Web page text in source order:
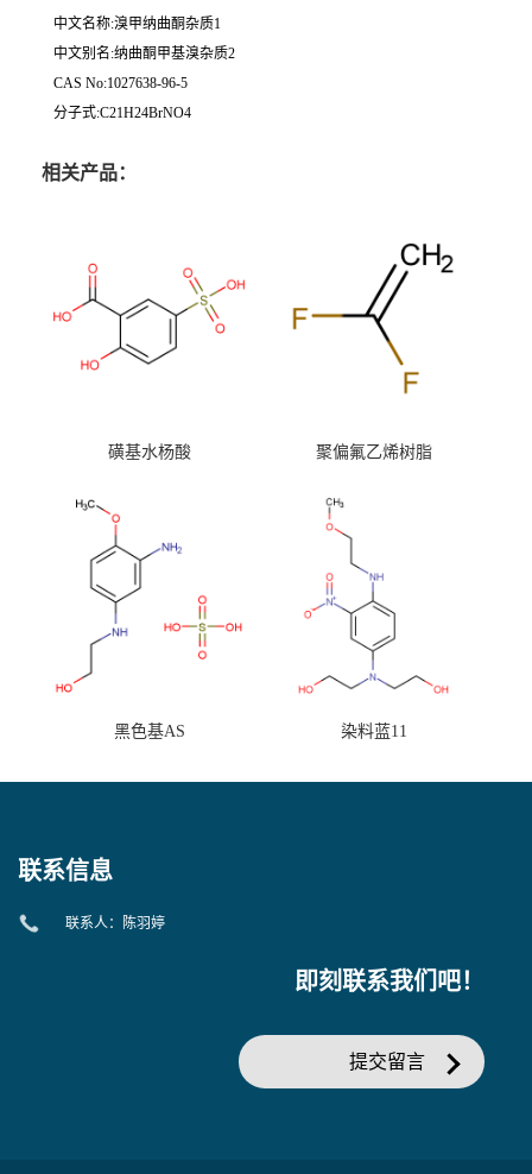
中文名称:溴甲纳曲酮杂质1
中文别名:纳曲酮甲基溴杂质2
CAS No:1027638-96-5
分子式:C21H24BrNO4
相关产品：
磺基水杨酸 聚偏氟乙烯树脂
黑色基AS 染料蓝11
联系信息
联系人：陈羽婷
即刻联系我们吧！
提交留言